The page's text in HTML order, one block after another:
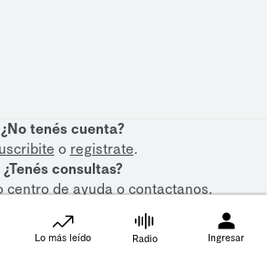
¿No tenés cuenta?
o registrate.
¿Tenés consultas?
centro de ayudaocontactanos.
Lo más leído Radio Ingresar